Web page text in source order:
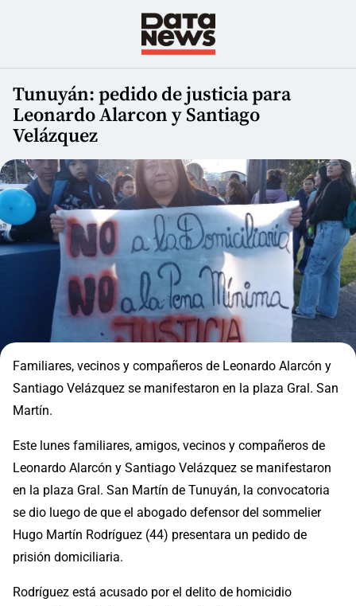
Tunuyán: pedido de justicia para
Leonardo Alarcon y Santiago
Velázquez
Familiares, vecinos y compañeros de Leonardo Alarcón y
Santiago Velázquez se manifestaron en la plaza Gral. San
Martín.
Este lunes familiares, amigos, vecinos y compañeros de
Leonardo Alarcón y Santiago Velázquez se manifestaron
en la plaza Gral. San Martín de Tunuyán, la convocatoria
se dio luego de que el abogado defensor del sommelier
Hugo Martín Rodríguez (44) presentara un pedido de
prisión domiciliaria.
Rodríguez está acusado por el delito de homicidio